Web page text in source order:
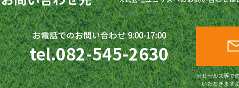
お電話でのお問い合わせ 9:00-17:00
tel.082-545-2630
セールス等で
いただきます